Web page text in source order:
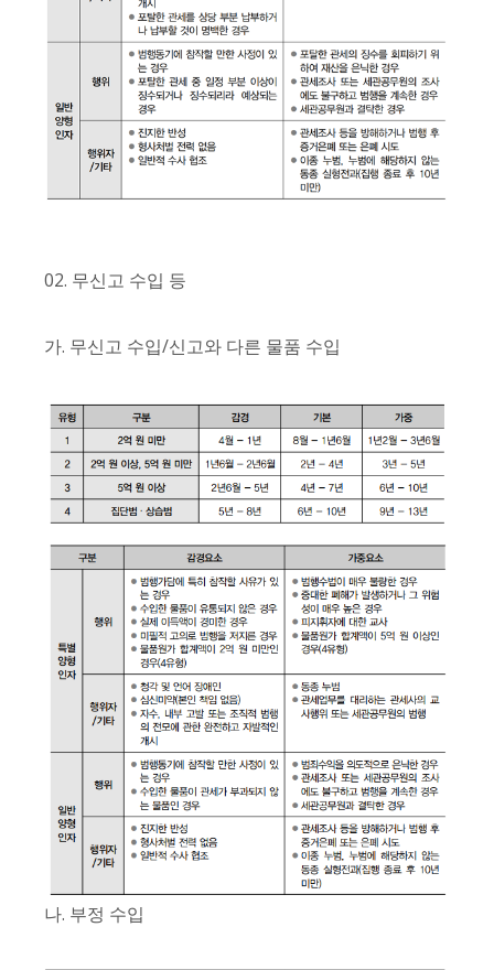
02. 무신고 수입 등
가. 무신고 수입/신고와 다른 물품 수입
나. 부정 수입